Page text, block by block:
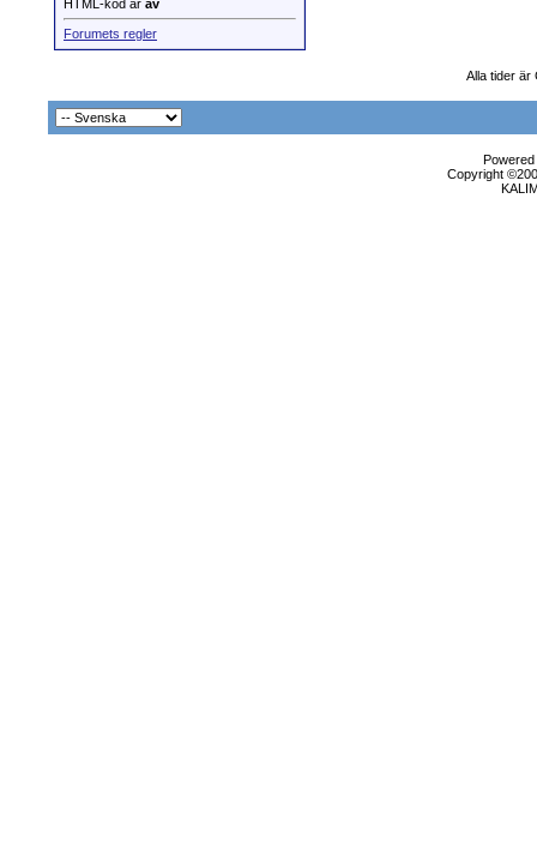
HTML-kod är av
Forumets regler
Alla tider är
Copyright